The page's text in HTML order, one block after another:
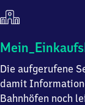
Mein
Einkaufsbahnhof
ist
umgezogen
Die aufgerufene
damit
Bahnhöfen noch